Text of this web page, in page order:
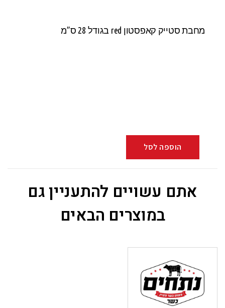
מחבת סטייק קאפסטון red בגודל 28 ס”מ
הוספה לסל
אתם עשויים להתעניין גם
במוצרים הבאים